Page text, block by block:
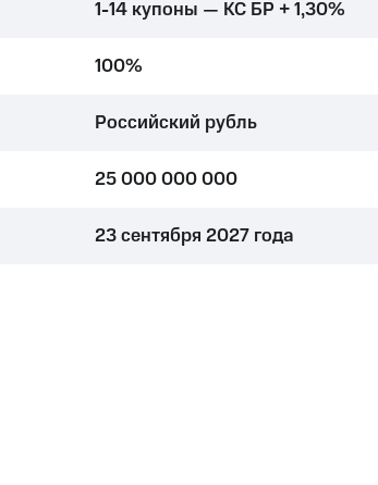
1-14 купоны — КС БР + 1,30%
100%
Российский рубль
25 000 000 000
23 сентября 2027 года